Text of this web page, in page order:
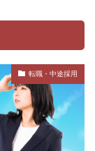
転職・中途採用